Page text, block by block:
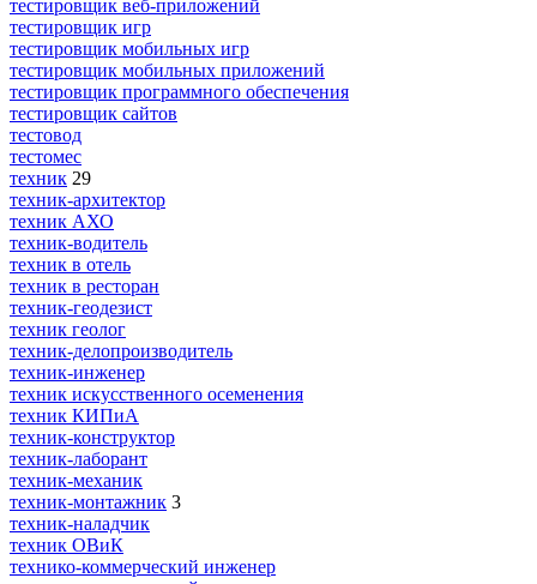
тестировщик веб-приложений
тестировщик игр
тестировщик мобильных игр
тестировщик мобильных приложений
тестировщик программного обеспечения
тестировщик сайтов
тестовод
тестомес
техник 29
техник-архитектор
техник АХО
техник-водитель
техник в отель
техник в ресторан
техник-геодезист
техник геолог
техник-делопроизводитель
техник-инженер
техник искусственного осеменения
техник КИПиА
техник-конструктор
техник-лаборант
техник-механик
техник-монтажник 3
техник-наладчик
техник ОВиК
технико-коммерческий инженер